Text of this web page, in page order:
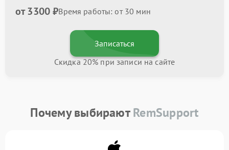
от 3300 ₽Время работы: от 30 мин
Записаться
Скидка 20% при записи на сайте
Почему выбираютRemSupport